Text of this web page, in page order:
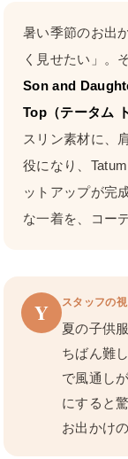
暑い季節のお出
く見せたい」。
Son and
Top（テータム
スリン素材に、
役になり、
ットアップが完
な一着を、コー
Y スタッフの
夏の子供
ちばん難
で風通し
にすると
お出かけ